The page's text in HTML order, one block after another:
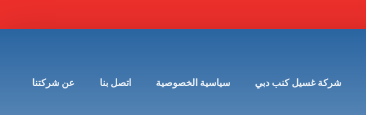
شركة غسيل كنب دبي سياسية الخصوصية اتصل بنا عن شركتنا